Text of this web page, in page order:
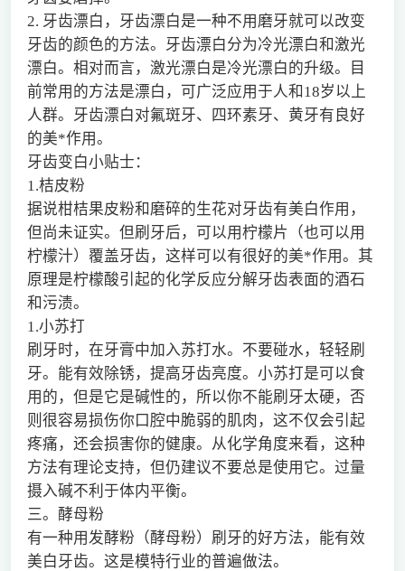
2. 牙齿漂白，牙齿漂白是一种不用磨牙就可以改变
牙齿的颜色的方法。牙齿漂白分为冷光漂白和激光
漂白。相对而言，激光漂白是冷光漂白的升级。目
前常用的方法是漂白，可广泛应用于人和18岁以上
人群。牙齿漂白对氟斑牙、四环素牙、黄牙有良好
的美*作用。
牙齿变白小贴士：
1.桔皮粉
据说柑桔果皮粉和磨碎的生花对牙齿有美白作用，
但尚未证实。但刷牙后，可以用柠檬片（也可以用
柠檬汁）覆盖牙齿，这样可以有很好的美*作用。其
原理是柠檬酸引起的化学反应分解牙齿表面的酒石
和污渍。
1.小苏打
刷牙时，在牙膏中加入苏打水。不要碰水，轻轻刷
牙。能有效除锈，提高牙齿亮度。小苏打是可以食
用的，但是它是碱性的，所以你不能刷牙太硬，否
则很容易损伤你口腔中脆弱的肌肉，这不仅会引起
疼痛，还会损害你的健康。从化学角度来看，这种
方法有理论支持，但仍建议不要总是使用它。过量
摄入碱不利于体内平衡。
三。酵母粉
有一种用发酵粉（酵母粉）刷牙的好方法，能有效
美白牙齿。这是模特行业的普遍做法。